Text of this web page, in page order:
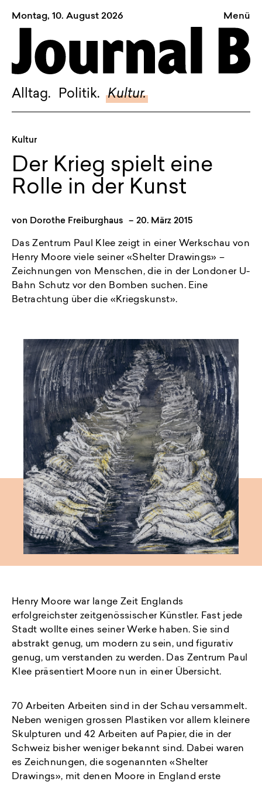
Montag, 10. August 2026
Alltag. Politik. Kultur.
Menü
Sagt, was Bern bewegt
Alltag.
Politik.
Kultur.
Dossier.
Suche.
INSTAGRAM
BLUESKY
Kultur
Der Krieg spielt eine
Rolle in der Kunst
von Dorothe Freiburghaus – 20. März 2015
Das Zentrum Paul Klee zeigt in einer Werkschau von
Henry Moore viele seiner «Shelter Drawings» –
Zeichnungen von Menschen, die in der Londoner U-
Bahn Schutz vor den Bomben suchen. Eine
Betrachtung über die «Kriegskunst».
Henry Moore war lange Zeit Englands
erfolgreichster zeitgenössischer Künstler. Fast jede
Stadt wollte eines seiner Werke haben. Sie sind
abstrakt genug, um modern zu sein, und figurativ
genug, um verstanden zu werden. Das Zentrum Paul
Klee präsentiert Moore nun in einer Übersicht.
70 Arbeiten Arbeiten sind in der Schau versammelt.
Neben wenigen grossen Plastiken vor allem kleinere
Skulpturen und 42 Arbeiten auf Papier, die in der
Schweiz bisher weniger bekannt sind. Dabei waren
es Zeichnungen, die sogenannten «Shelter
Drawings», mit denen Moore in England erste